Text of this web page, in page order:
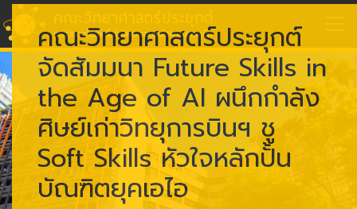
คณะวิทยาศาสตร์ประยุกต์
จัดสัมมนา Future Skills in
the Age of AI ผนึกกำลัง
ศิษย์เก่าวิทยุการบินฯ ชู
Soft Skills หัวใจหลักปั้น
บัณฑิตยุคเอไอ